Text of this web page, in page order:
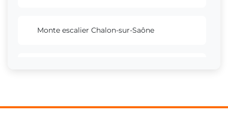
Monte escalier Chalon-sur-Saône
Monte escalier Mâcon